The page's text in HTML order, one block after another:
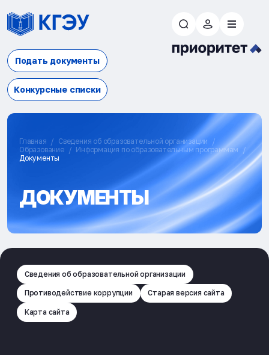
Подать документы
Конкурсные списки
Главная
Сведения об образовательной организации
Образование
Информация по образовательным программам
Документы
ДОКУМЕНТЫ
Сведения об образовательной организации
Противодействие коррупции Старая версия сайта
Карта сайта